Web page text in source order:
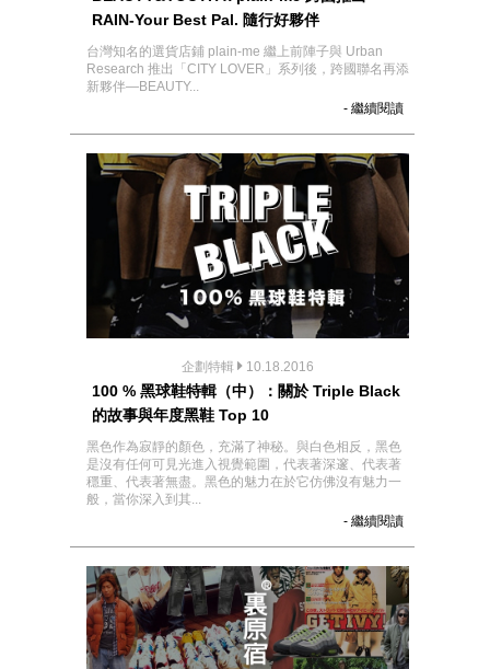
RAIN-Your Best Pal. 隨行好夥伴
台灣知名的選貨店鋪 plain-me 繼上前陣子與 Urban
Research 推出「CITY LOVER」系列後，跨國聯名再添
新夥伴—BEAUTY...
- 繼續閱讀
企劃特輯 10.18.2016
100 % 黑球鞋特輯（中）：關於 Triple Black
的故事與年度黑鞋 Top 10
黑色作為寂靜的顏色，充滿了神秘。與白色相反，黑色
是沒有任何可見光進入視覺範圍，代表著深邃、代表著
穩重、代表著無盡。黑色的魅力在於它仿佛沒有魅力一
般，當你深入到其...
- 繼續閱讀